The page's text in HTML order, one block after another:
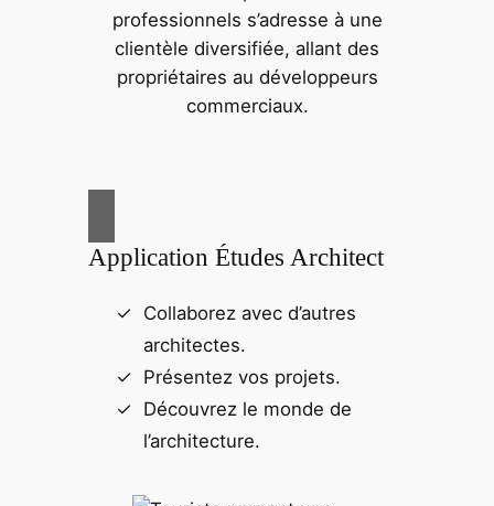
professionnels s’adresse à une
clientèle diversifiée, allant des
propriétaires au développeurs
commerciaux.
Application Études Architect
Collaborez avec d’autres
architectes.
Présentez vos projets.
Découvrez le monde de
l’architecture.